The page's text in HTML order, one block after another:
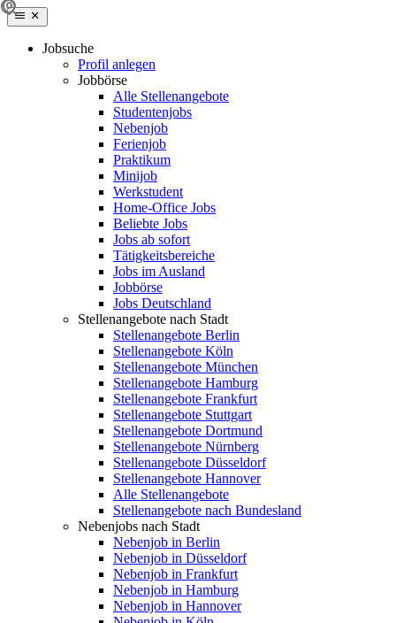
Jobsuche
Profil anlegen
Jobbörse
Alle Stellenangebote
Studentenjobs
Nebenjob
Ferienjob
Praktikum
Minijob
Werkstudent
Home-Office Jobs
Beliebte Jobs
Jobs ab sofort
Tätigkeitsbereiche
Jobs im Ausland
Jobbörse
Jobs Deutschland
Stellenangebote nach Stadt
Stellenangebote Berlin
Stellenangebote Köln
Stellenangebote München
Stellenangebote Hamburg
Stellenangebote Frankfurt
Stellenangebote Stuttgart
Stellenangebote Dortmund
Stellenangebote Nürnberg
Stellenangebote Düsseldorf
Stellenangebote Hannover
Alle Stellenangebote
Stellenangebote nach Bundesland
Nebenjobs nach Stadt
Nebenjob in Berlin
Nebenjob in Düsseldorf
Nebenjob in Frankfurt
Nebenjob in Hamburg
Nebenjob in Hannover